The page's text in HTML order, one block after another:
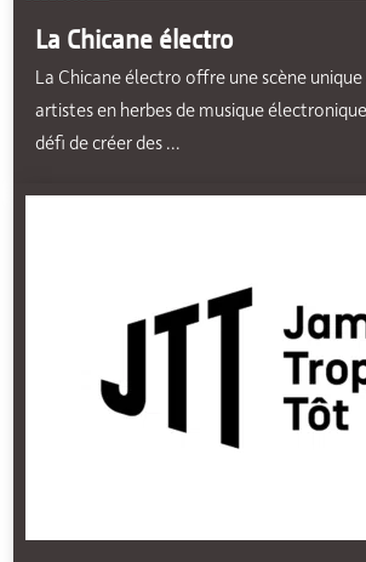
La Chicane électro
La Chicane électro offre une scène
artistes en herbes de musique
défi de créer des ...